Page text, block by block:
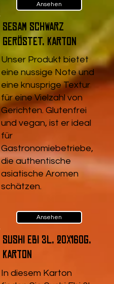
Ansehen
Sesam schwarz
geröstet, Karton
Unser Produkt bietet
eine nussige Note und
eine knusprige Textur
für eine Vielzahl von
Gerichten. Glutenfrei
und vegan, ist er ideal
für
Gastronomiebetriebe,
die authentische
asiatische Aromen
schätzen.
Ansehen
Sushi Ebi 3L, 20x160g,
Karton
In diesem Karton